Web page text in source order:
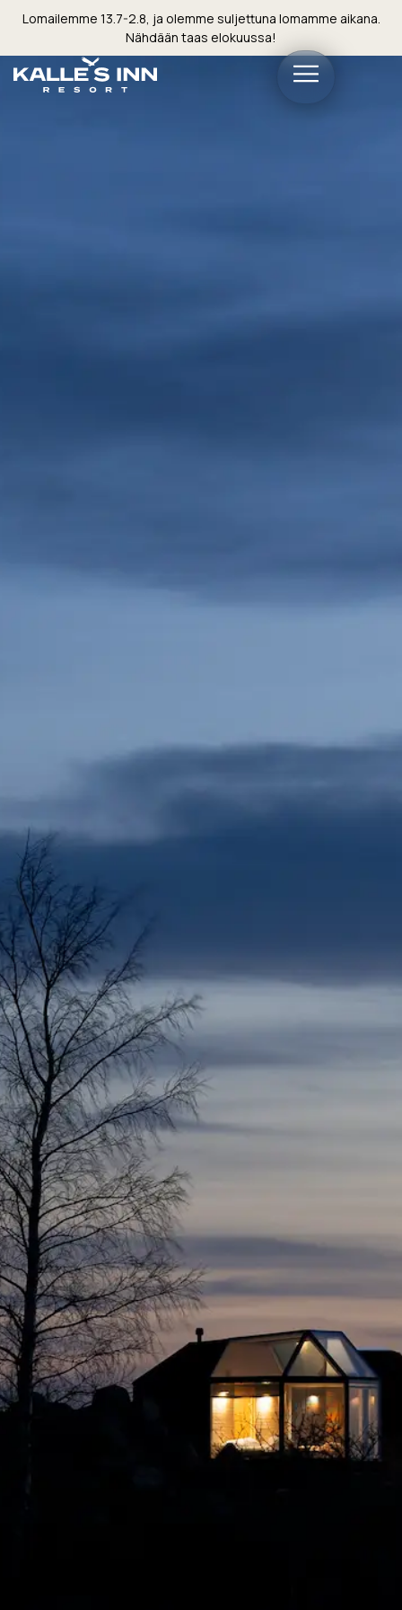
Lomailemme 13.7-2.8, ja olemme suljettuna lomamme aikana.
Nähdään taas elokuussa!